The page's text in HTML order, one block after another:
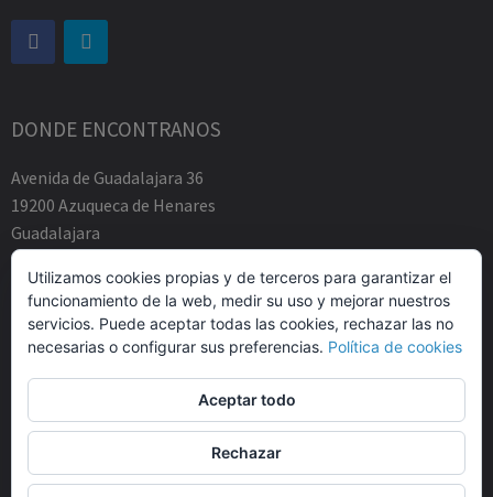
DONDE ENCONTRANOS
Avenida de Guadalajara 36
19200 Azuqueca de Henares
Guadalajara
Tfno.-+34 949883219
contacto@abogadosfda.eu
Mañanas de 10:00a 14:00
Tardes de 17:00 a 20:00
© Agustin Zamarro Mogarra Abogados 2026.Allegianttema de
Utilizamos cookies propias y de terceros para garantizar el
funcionamiento de la web, medir su uso y mejorar nuestros
servicios. Puede aceptar todas las cookies, rechazar las no
necesarias o configurar sus preferencias. Política de cookies
Aceptar todo
Rechazar